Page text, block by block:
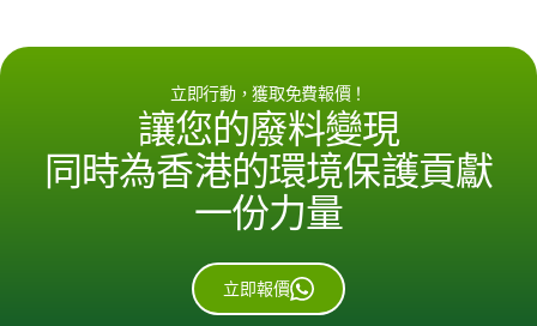
立即行動，獲取免費報價！
讓您的廢料變現
同時為香港的環境保護貢獻
一份力量
立即報價